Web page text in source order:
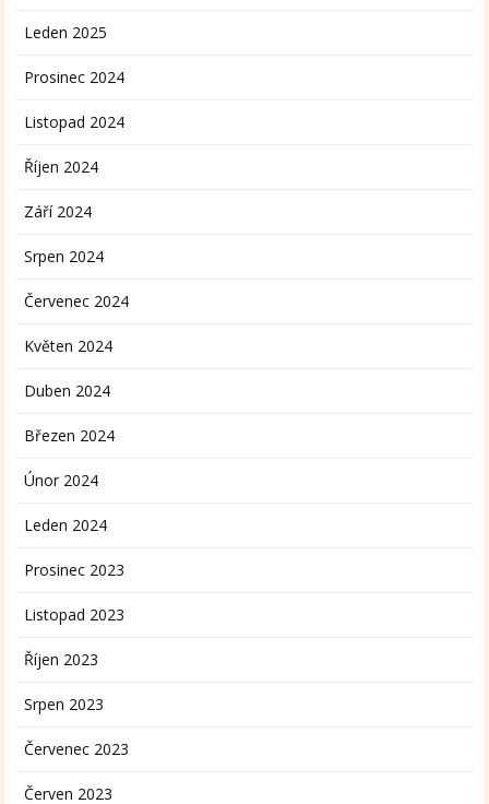
Leden 2025
Prosinec 2024
Listopad 2024
Říjen 2024
Září 2024
Srpen 2024
Červenec 2024
Květen 2024
Duben 2024
Březen 2024
Únor 2024
Leden 2024
Prosinec 2023
Listopad 2023
Říjen 2023
Srpen 2023
Červenec 2023
Červen 2023